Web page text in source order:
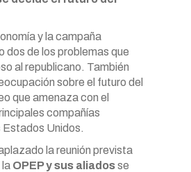
y la campaña
dos de los problemas que
al republicano. También
sobre el futuro del
que amenaza con el
compañías
Unidos.
la reunión prevista
la OPEP y sus aliadosse